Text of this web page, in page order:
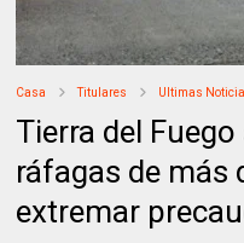
Casa Titulares Ultimas
Tierra del
ráfagas de más
extremar